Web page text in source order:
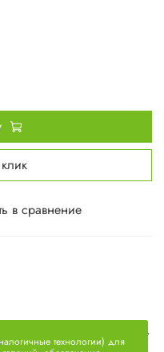
в сравнение
технологии) для